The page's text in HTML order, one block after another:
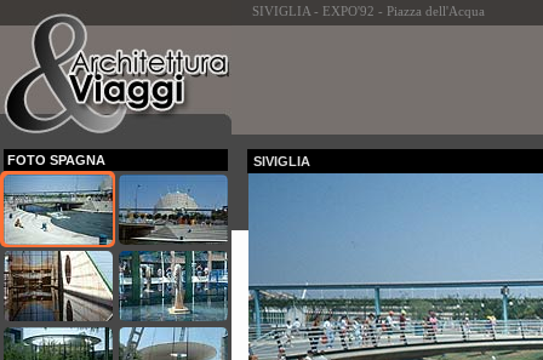
SIVIGLIA - EXPO'92 - Piazza dell'Acqua
FOTO SPAGNA SIVIGLIA